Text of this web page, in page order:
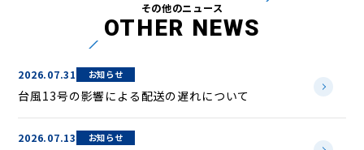
その他のニュース
OTHER NEWS
2026.07.31 お知らせ
台風13号の影響による配送の遅れについて
2026.07.13 お知らせ